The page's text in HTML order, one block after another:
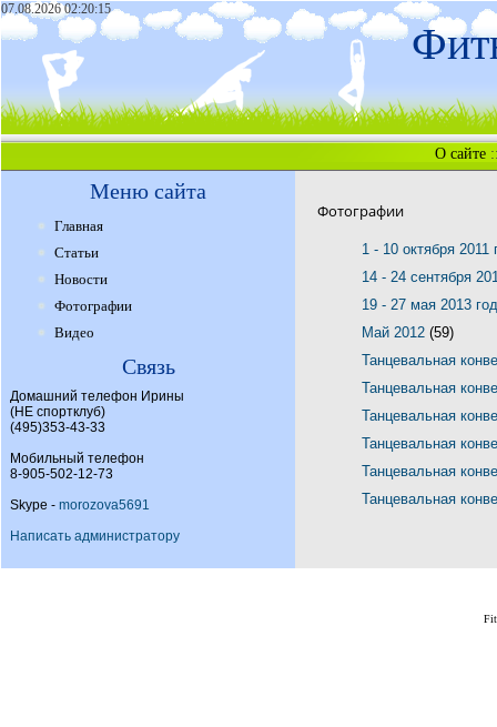
07.08.2026 02:20:15
О сайте
Меню сайта
Главная
Статьи
Новости
Фотографии
Видео
Связь
Домашний телефон Ирины
(НЕ спортклуб)
(495)353-43-33
Мобильный телефон
8-905-502-12-73
Skype - morozova5691
Написать администратору
Фотографии
1 - 10 октября 2011
14 - 24 сентября
19 - 27 мая 2013
Май 2012 (59)
Танцевальная
Танцевальная
Танцевальная
Танцевальная
Танцевальная
Танцевальная